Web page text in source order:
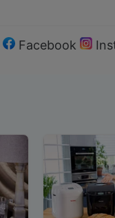
Facebook